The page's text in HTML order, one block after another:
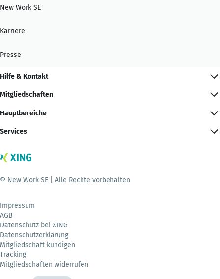
New Work SE
Karriere
Presse
Hilfe & Kontakt
Mitgliedschaften
Hauptbereiche
Services
© New Work SE | Alle Rechte vorbehalten
Impressum
AGB
Datenschutz bei XING
Datenschutzerklärung
Mitgliedschaft kündigen
Tracking
Mitgliedschaften widerrufen